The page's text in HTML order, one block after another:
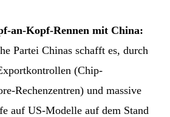
an-Kopf-Rennen mit China:
Partei Chinas schafft es, durch
(Chip-
Rechenzentren) und massive
auf US-Modelle auf dem Stand